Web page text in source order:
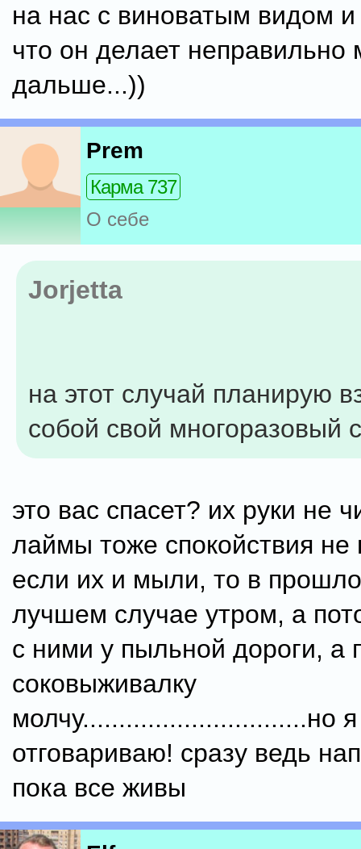
на нас с виноватым видом
что он делает неправильно
дальше...))
Prem
Карма 737
О себе
Jorjetta
на этот случай планирую
собой свой многоразовый
это вас спасет? их руки не
лаймы тоже спокойствия
если их и мыли, то в
лучшем случае утром, а
с ними у пыльной дороги, а
соковыживалку
молчу...............................но
отговариваю! сразу ведь
пока все живы